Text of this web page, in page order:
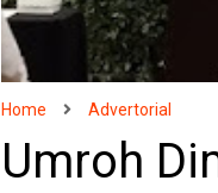
Home Advertorial
Umroh